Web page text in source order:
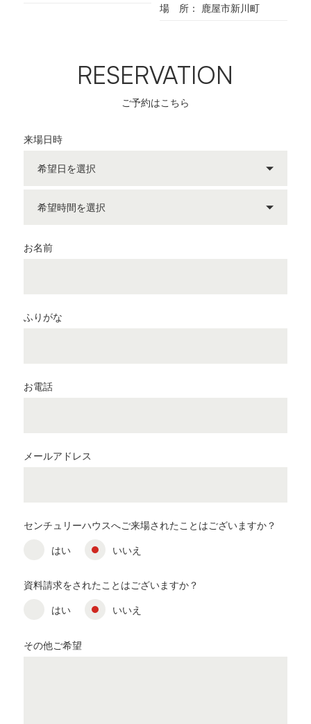
場 所
鹿屋市新川町
RESERVATION
ご予約はこちら
来場日時
お名前
ふりがな
お電話
メールアドレス
センチュリーハウスへご来場されたことはございますか？
はい
いいえ
資料請求をされたことはございますか？
はい
いいえ
その他ご希望